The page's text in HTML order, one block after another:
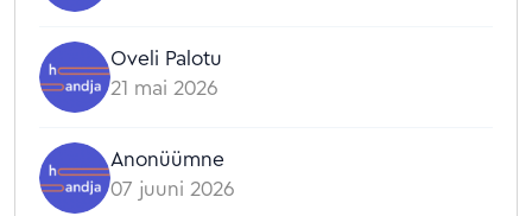
Oveli Palotu
21 mai 2026
Anonüümne
07 juuni 2026